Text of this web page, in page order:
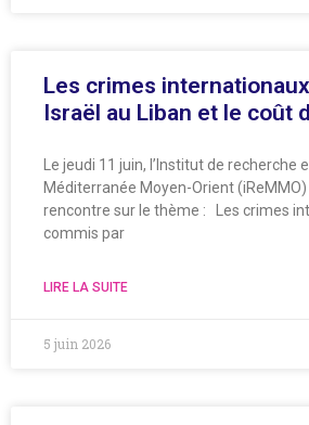
Les crimes
Israël au Liban et le coût
Le jeudi 11 juin, l’Institut de recherche
Méditerranée Moyen-Orient
rencontre sur le thème : Les crimes
commis par
LIRE LA SUITE
5 juin 2026